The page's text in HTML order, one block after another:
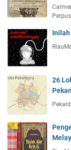
Inilah
26